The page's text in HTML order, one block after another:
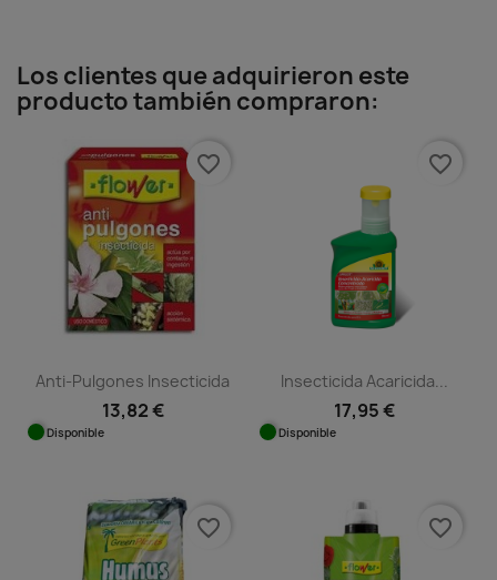
Los clientes que adquirieron este
producto también compraron:
Anti-Pulgones Insecticida
13,82 €
Disponible
favorite_border
Insecticida Acaricida...
17,95 €
Disponible
favorite_border
favorite_border favorite_border